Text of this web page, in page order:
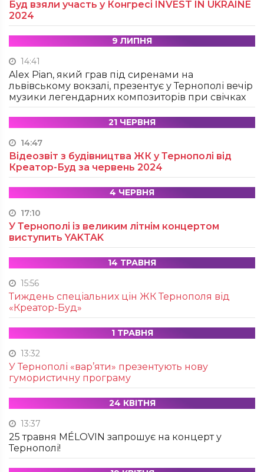
Буд взяли участь у Конгресі INVEST IN UKRAINE
2024
9 ЛИПНЯ
14:41
Alex Pian, який грав під сиренами на
львівському вокзалі, презентує у Тернополі вечір
музики легендарних композиторів при свічках
21 ЧЕРВНЯ
14:47
Відеозвіт з будівництва ЖК у Тернополі від
Креатор-Буд за червень 2024
4 ЧЕРВНЯ
17:10
У Тернополі із великим літнім концертом
виступить YAKTAK
14 ТРАВНЯ
15:56
Тиждень спеціальних цін ЖК Тернополя від
«Креатор-Буд»
1 ТРАВНЯ
13:32
У Тернополі «вар’яти» презентують нову
гумористичну програму
24 КВІТНЯ
13:37
25 травня MÉLOVIN запрошує на концерт у
Тернополі!